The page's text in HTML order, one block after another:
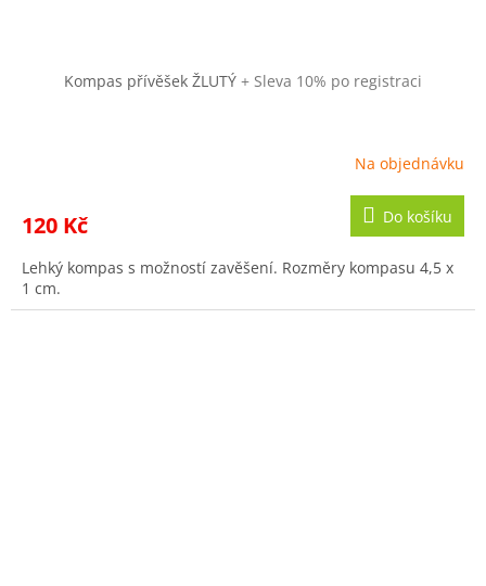
Kompas přívěšek ŽLUTÝ + Sleva 10% po registraci
Na objednávku
120 Kč Do košíku
Lehký kompas s možností zavěšení. Rozměry kompasu 4,5 x
1 cm.